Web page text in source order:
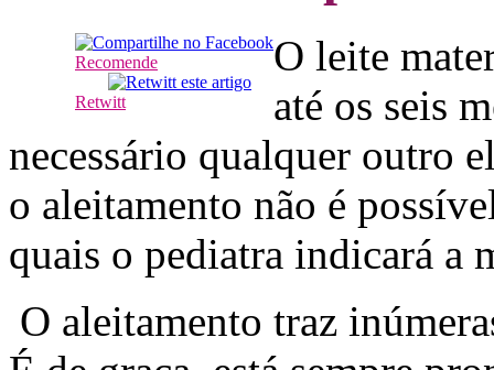
Recomende
Retwitt
O leite
até os seis
necessário qualquer outro
o aleitamento não é
quais o pediatra indicará a
O aleitamento traz